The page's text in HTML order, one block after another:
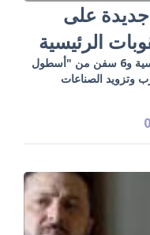
على
الرئيسية
العقوبات تشمل 19 كياناً بينها 6 بنوك روسية و6 سفن من "أسطول
وتزويد الصناعات